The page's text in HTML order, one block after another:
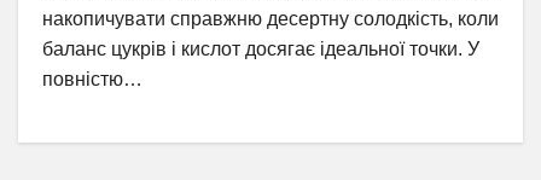
накопичувати справжню десертну солодкість, коли
баланс цукрів і кислот досягає ідеальної точки. У
повністю…